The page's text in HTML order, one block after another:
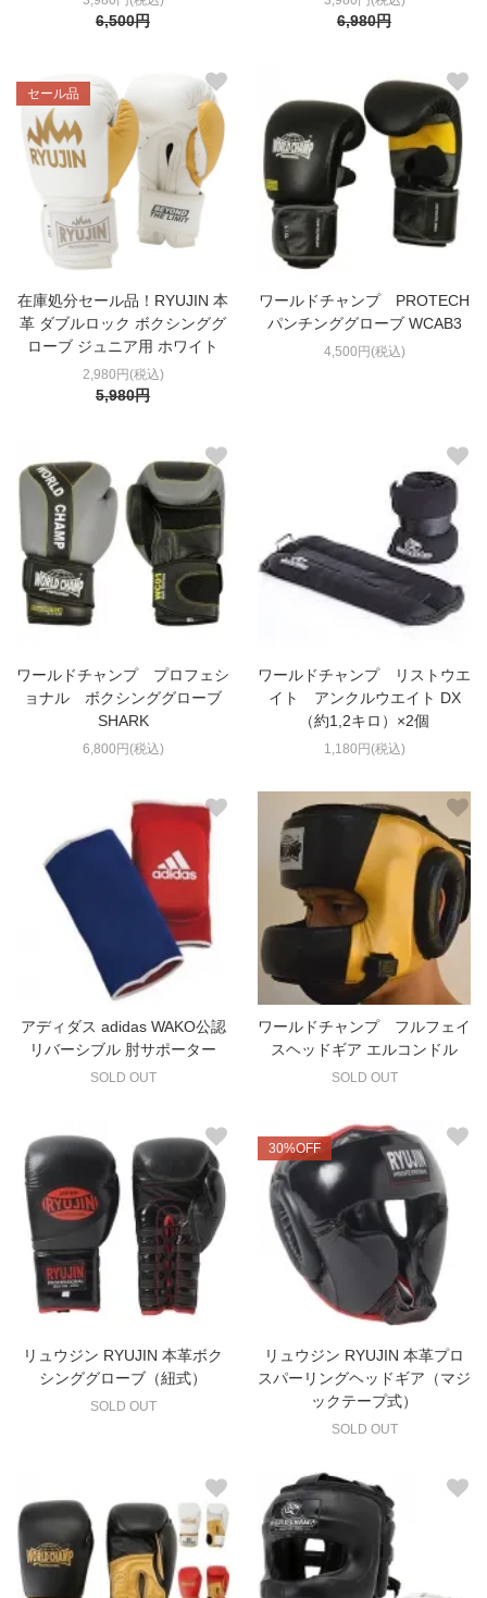
6,500円 6,980円
セール品
在庫処分セール品！RYUJIN 本
革 ダブルロック ボクシンググ
ローブ ジュニア用 ホワイト
2,980円(税込)
5,980円
ワールドチャンプ PROTECH
パンチンググローブ WCAB3
4,500円(税込)
ワールドチャンプ プロフェシ
ョナル ボクシンググローブ
SHARK
6,800円(税込)
ワールドチャンプ リストウエ
イト アンクルウエイト DX
（約1,2キロ）×2個
1,180円(税込)
アディダス adidas WAKO公認
リバーシブル 肘サポーター
SOLD OUT
ワールドチャンプ フルフェイ
スヘッドギア エルコンドル
SOLD OUT
リュウジン RYUJIN 本革ボク
シンググローブ（紐式）
SOLD OUT
30%OFF
リュウジン RYUJIN 本革プロ
スパーリングヘッドギア（マジ
ックテープ式）
SOLD OUT